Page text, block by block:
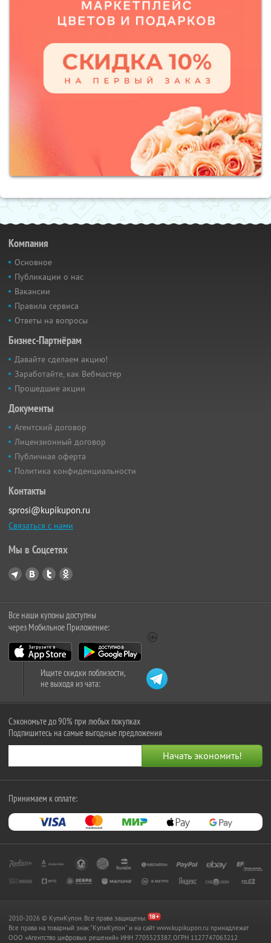
Компания
Основное
Публикации о нас
Вакансии
Правила сервиса
Ответы на вопросы
Бизнес-Партнёрам
Давайте сделаем акцию!
Заработайте, как Вебмастер
Прошедшие акции
Документы
Агентский договор
Лицензионный договор
Публичная оферта
Политика конфиденциальности
Контакты
sprosi@kupikupon.ru
Связаться с нами
Мы в Соцсетях
Все наши купоны доступны
через Мобильное Приложение:
Ищите скидки поблизости,
не выходя из чата:
Сэкономьте до 90% при любых покупках
Подпишитесь на самые выгодные предложения
Принимаем к оплате:
2010-2026 © КупиКупон. Все права защищены.
Все права на товарный знак "КупиКупон" и на сайт www.kupikupon.ru принадлежат
OOO «Агентство цифровых решений» ИНН 7705523387, ОГРН 1127747063212